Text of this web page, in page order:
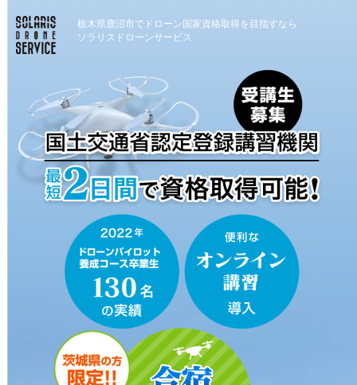
栃木県鹿沼市でドローン国家資格取得を目指すなら
ソラリスドローンサービス